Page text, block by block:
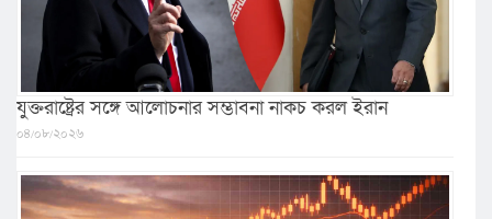
যুক্তরাষ্ট্রের সঙ্গে আলোচনার সম্ভাবনা নাকচ করল ইরান
০৪/০৮/২০২৬